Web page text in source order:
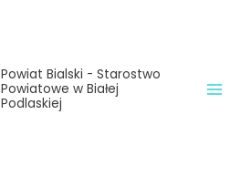
Powiat Bialski - Starostwo
Powiatowe w Białej
Podlaskiej